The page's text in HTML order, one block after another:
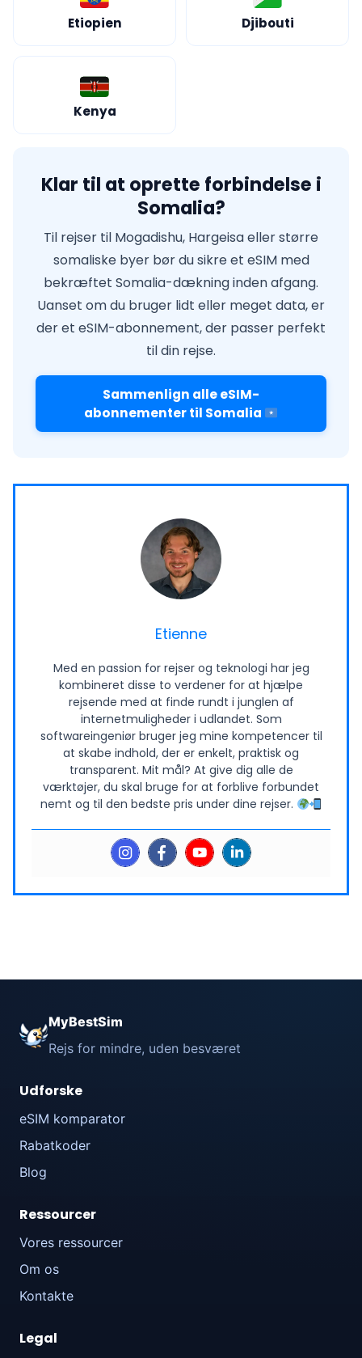
Etiopien Djibouti
Kenya
Klar til at oprette forbindelse i
Somalia?
Til rejser til Mogadishu, Hargeisa eller større
somaliske byer bør du sikre et eSIM med
bekræftet Somalia-dækning inden afgang.
Uanset om du bruger lidt eller meget data, er
der et eSIM-abonnement, der passer perfekt
til din rejse.
Sammenlign alle eSIM-
abonnementer til Somalia
Etienne
Med en passion for rejser og teknologi har jeg
kombineret disse to verdener for at hjælpe
rejsende med at finde rundt i junglen af
internetmuligheder i udlandet. Som
softwareingeniør bruger jeg mine kompetencer til
at skabe indhold, der er enkelt, praktisk og
transparent. Mit mål? At give dig alle de
værktøjer, du skal bruge for at forblive forbundet
nemt og til den bedste pris under dine rejser.
MyBestSim
Rejs for mindre, uden besværet
Udforske
eSIM komparator
Rabatkoder
Blog
Ressourcer
Vores ressourcer
Om os
Kontakte
Legal